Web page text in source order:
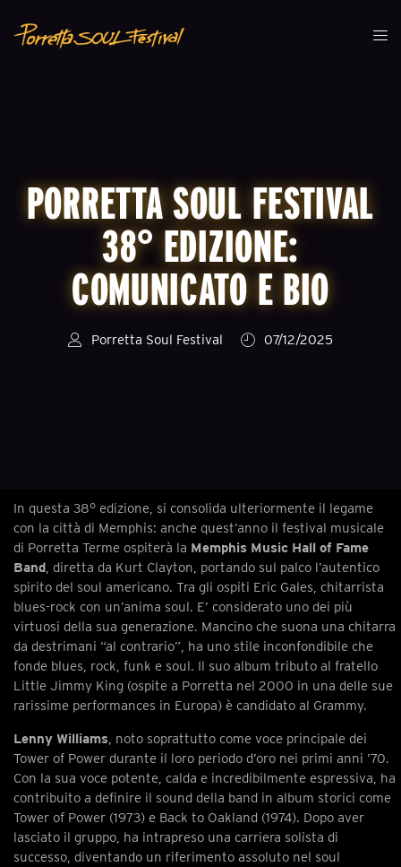
PORRETTA SOUL FESTIVAL
38° EDIZIONE:
COMUNICATO E BIO
Porretta Soul Festival 07/12/2025
In questa 38° edizione, si consolida ulteriormente il legame
con la città di Memphis: anche quest’anno il festival musicale
di Porretta Terme ospiterà la Memphis Music Hall of Fame
Band, diretta da Kurt Clayton, portando sul palco l’autentico
spirito del soul americano. Tra gli ospiti Eric Gales, chitarrista
blues-rock con un’anima soul. E’ considerato uno dei più
virtuosi della sua generazione. Mancino che suona una chitarra
da destrimani “al contrario”, ha uno stile inconfondibile che
fonde blues, rock, funk e soul. Il suo album tributo al fratello
Little Jimmy King (ospite a Porretta nel 2000 in una delle sue
rarissime performances in Europa) è candidato al Grammy.
Lenny Williams , noto soprattutto come voce principale dei
Tower of Power durante il loro periodo d’oro nei primi anni ’70.
Con la sua voce potente, calda e incredibilmente espressiva, ha
contribuito a definire il sound della band in album storici come
Tower of Power (1973) e Back to Oakland (1974). Dopo aver
lasciato il gruppo, ha intrapreso una carriera solista di
successo, diventando un riferimento assoluto nel soul